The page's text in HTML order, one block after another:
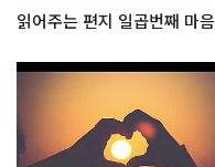
읽어주는 편지 일곱번째 마음